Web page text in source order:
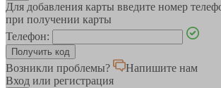
Для добавления карты введите номер
при получении карты
Телефон:
Возникли проблемы?
Напишите нам
Вход или регистрация